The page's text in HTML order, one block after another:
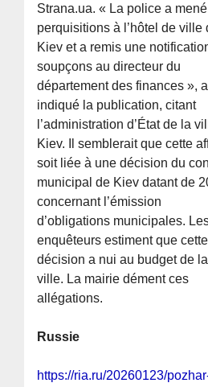
Strana.ua. « La police a
perquisitions à l’hôtel de ville
Kiev et a remis une
soupçons au directeur du
département des finances », a
indiqué la publication, citant
l’administration d’État de la
Kiev. Il semblerait que cette
soit liée à une décision du
municipal de Kiev datant de
concernant l’émission
d’obligations municipales.
enquêteurs estiment que cette
décision a nui au budget de la
ville. La mairie dément ces
allégations.
Russie
https://ria.ru/20260123/